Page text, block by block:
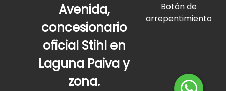
Avenida,
concesionario
oficial Stihl en
Laguna Paiva y
zona.
Botón de
arrepentimiento